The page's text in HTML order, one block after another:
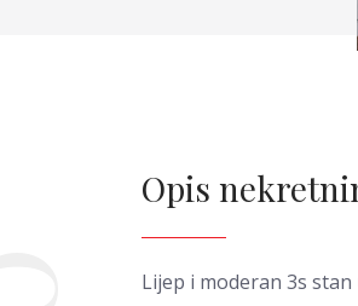
Opis
Lijep i moderan 3s